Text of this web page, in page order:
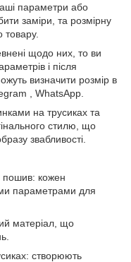
параметри або
заміри, та розмірну
щодо них, то ви
і після
визначити розмір в
, WhatsАpp.
на трусиках та
стилю, що
звабливості.
пошив: кожен
параметрами для
матеріал, що
створюють